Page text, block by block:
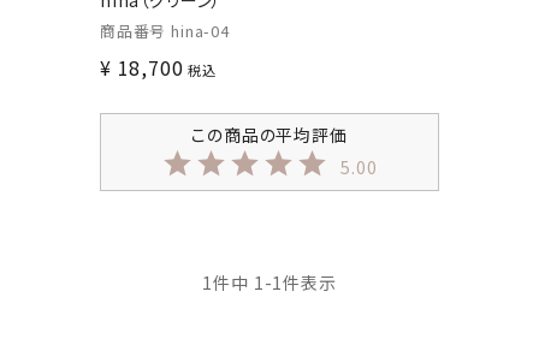
商品番号 hina-04
¥ 18,700 税込
5.00
1件中 1-1件表示